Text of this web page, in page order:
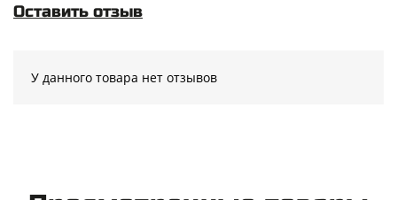
Оставить отзыв
У данного товара нет отзывов